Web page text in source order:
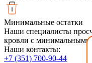
Минимальные остатки
Наши специалисты
кровли с минимальными
Наши контакты:
+7 (351) 700-90-44